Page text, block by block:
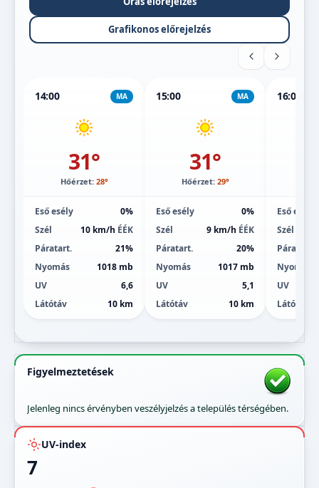
Grafikonos előrejelzés
14:00 MA
31°
Hőérzet: 28°
Eső esély
0%
Szél
10 km/h ÉÉK
Páratart.
21%
Nyomás
1018 mb
UV
6,6
Látótáv
10 km
15:00 MA
31°
Hőérzet: 29°
Eső esély
0%
Szél
9 km/h ÉÉK
Páratart.
20%
Nyomás
1017 mb
UV
5,1
Látótáv
10 km
16:00
Eső esély
Szél
Páratart.
Nyomás
UV
Látótáv
Figyelmeztetések
Jelenleg nincs érvényben veszélyjelzés a település térségében.
UV-index
7